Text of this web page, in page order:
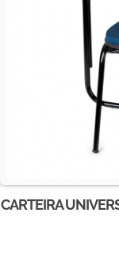
CARTEIRA